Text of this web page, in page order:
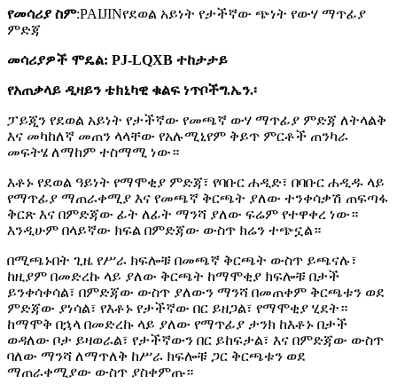
የመሳሪያ ስም:PAIJINየደወል አይነት የታችኛው ጭነት የውሃ ማጥፊያ
ምድጃ
መሳሪያዎች ሞዴል: PJ-LQXB ተከታታይ
የአጠቃላይ ዲዛይን ቴክኒካዊ ቁልፍ ነጥቦችግ.ኤን.፡
ፓይጂን የደወል አይነት የታችኛው የመጫኛ ውሃ ማጥፊያ ምድጃ ለትላልቅ
እና መካከለኛ መጠን ላላቸው የአሉሚኒየም ቅይጥ ምርቶች ጠንካራ
መፍትሄ ለማከም ተስማሚ ነው።
እቶኑ የደወል ዓይነት የማሞቂያ ምድጃ፣ የባቡር ሐዲድ፣ በባቡር ሐዲዱ ላይ
የማጥፊያ ማጠራቀሚያ እና የመጫኛ ቅርጫት ያለው ተንቀሳቃሽ ጠፍጣፋ
ቅርጽ እና በምድጃው ፊት ለፊት ማንሻ ያለው ፍሬም የተዋቀረ ነው።
እንዲሁም በላይኛው ክፍል በምድጃው ውስጥ ክሬን ተጭኗል።
በሚጫኑበት ጊዜ የሥራ ክፍሎቹ በመጫኛ ቅርጫት ውስጥ ይጫናሉ፣
ከዚያም በመድረኩ ላይ ያለው ቅርጫት ከማሞቂያ ክፍሎቹ በታች
ይንቀሳቀሳል፣ በምድጃው ውስጥ ያለውን ማንሻ በመጠቀም ቅርጫቱን ወደ
ምድጃው ያነሳል፣ የእቶኑ የታችኛው በር ይዘጋል፣ የማሞቂያ ሂደት።
ከማሞቅ በኋላ በመድረኩ ላይ ያለው የማጥፊያ ታንክ ከእቶኑ በታች
ወዳለው ቦታ ይዛወራል፣ የታችኛውን በር ይከፍታል፣ እና በምድጃው ውስጥ
ባለው ማንሻ ለማጥለቅ ከሥራ ክፍሎቹ ጋር ቅርጫቱን ወደ
ማጠራቀሚያው ውስጥ ያስቀምጡ።